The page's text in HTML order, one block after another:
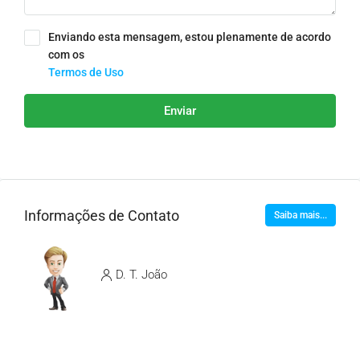
Enviando esta mensagem, estou plenamente de acordo
com os
Termos de Uso
Enviar
Informações de Contato Saiba mais...
D. T. João